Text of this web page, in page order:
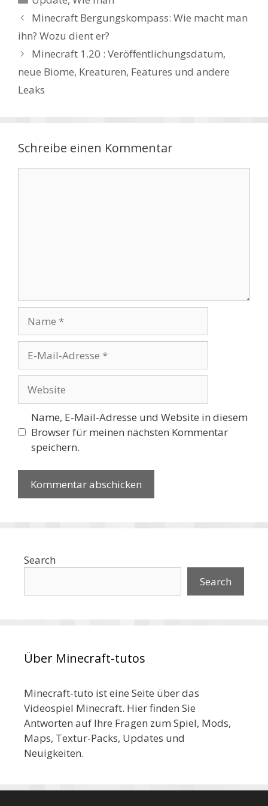
Minecraft Bergungskompass: Wie macht man
ihn? Wozu dient er?
Minecraft 1.20 : Veröffentlichungsdatum,
neue Biome, Kreaturen, Features und andere
Leaks
Schreibe einen Kommentar
Mail-
Adresse
Name, E-Mail-Adresse und Website in diesem
Browser für meinen nächsten Kommentar
speichern.
Search
Search
Über Minecraft-tutos
Minecraft-tuto ist eine Seite über das
Videospiel Minecraft. Hier finden Sie
Antworten auf Ihre Fragen zum Spiel, Mods,
Maps, Textur-Packs, Updates und
Neuigkeiten.